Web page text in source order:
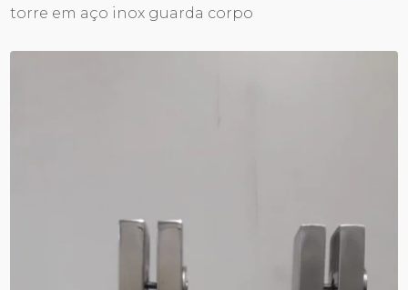
torre em aço inox guarda corpo